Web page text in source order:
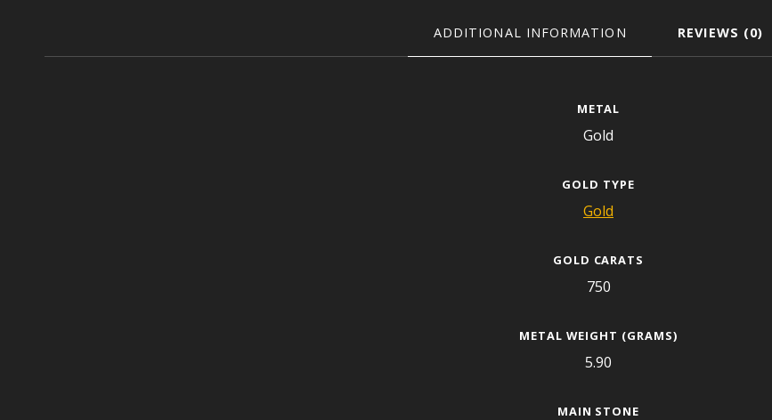
ADDITIONAL INFORMATION REVIEWS (0)
METAL
Gold
GOLD TYPE
Gold
GOLD CARATS
750
METAL WEIGHT (GRAMS)
5.90
MAIN STONE